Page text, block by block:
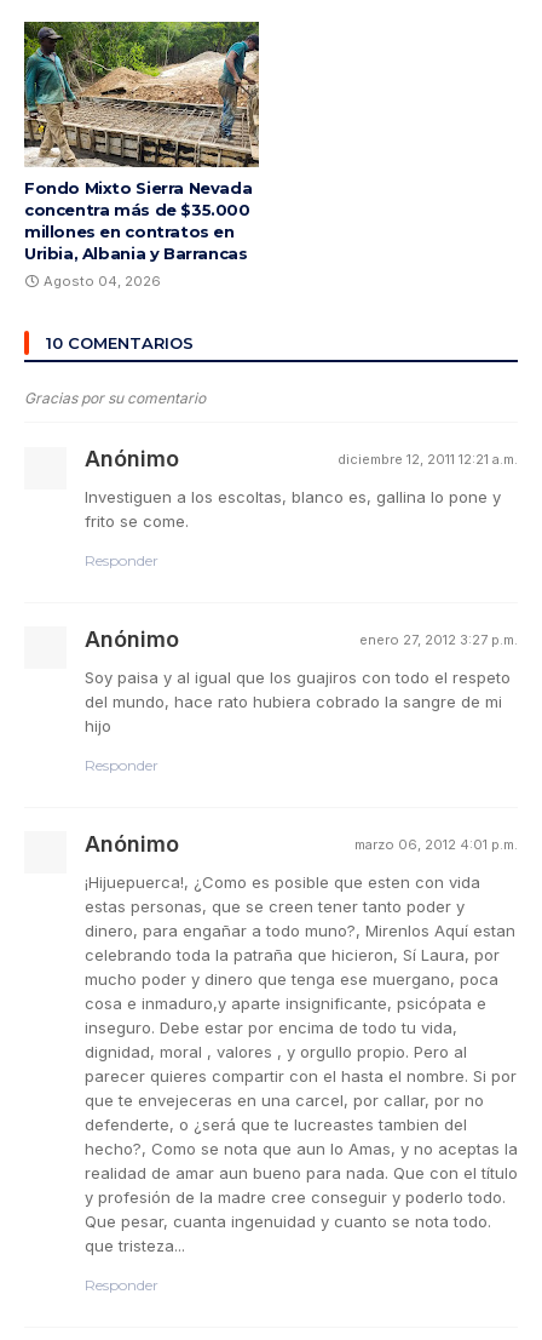
Fondo Mixto Sierra Nevada
concentra más de $35.000
millones en contratos en
Uribia, Albania y Barrancas
Agosto 04, 2026
10 COMENTARIOS
Gracias por su comentario
Anónimo diciembre 12, 2011 12:21 a.m.
Investiguen a los escoltas, blanco es, gallina lo pone y
frito se come.
Responder
Anónimo enero 27, 2012 3:27 p.m.
Soy paisa y al igual que los guajiros con todo el respeto
del mundo, hace rato hubiera cobrado la sangre de mi
hijo
Responder
Anónimo marzo 06, 2012 4:01 p.m.
¡Hijuepuerca!, ¿Como es posible que esten con vida
estas personas, que se creen tener tanto poder y
dinero, para engañar a todo muno?, Mirenlos Aquí estan
celebrando toda la patraña que hicieron, Sí Laura, por
mucho poder y dinero que tenga ese muergano, poca
cosa e inmaduro,y aparte insignificante, psicópata e
inseguro. Debe estar por encima de todo tu vida,
dignidad, moral , valores , y orgullo propio. Pero al
parecer quieres compartir con el hasta el nombre. Si por
que te envejeceras en una carcel, por callar, por no
defenderte, o ¿será que te lucreastes tambien del
hecho?, Como se nota que aun lo Amas, y no aceptas la
realidad de amar aun bueno para nada. Que con el título
y profesión de la madre cree conseguir y poderlo todo.
Que pesar, cuanta ingenuidad y cuanto se nota todo.
que tristeza...
Responder